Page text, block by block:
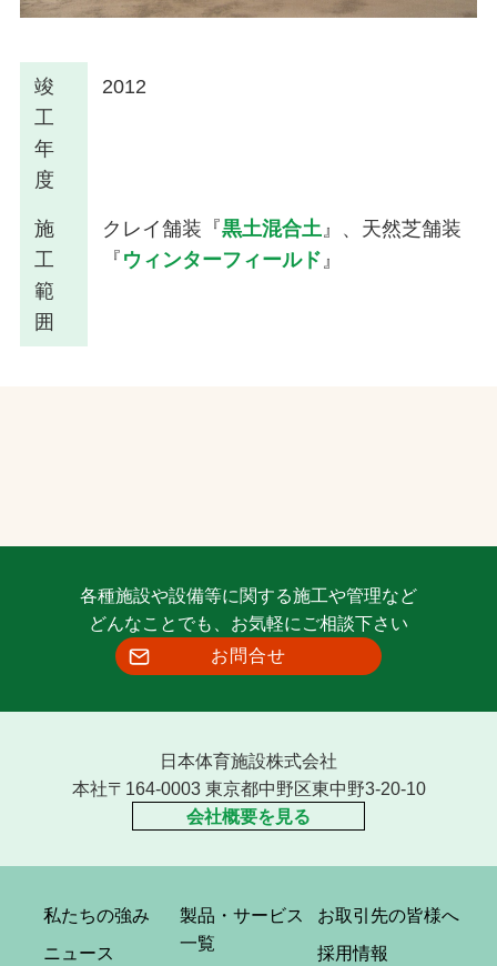
竣
工
年
度
2012
施
工
範
囲
クレイ舗装『黒土混合土 』、天然芝舗装
『 ウィンターフィールド 』
各種施設や設備等に関する施工や管理など
どんなことでも、お気軽にご相談下さい
お問合せ
日本体育施設株式会社
本社〒164-0003 東京都中野区東中野3-20-10
会社概要を見る
私たちの強み
ニュース
製品・サービス
一覧
お取引先の皆様へ
採用情報